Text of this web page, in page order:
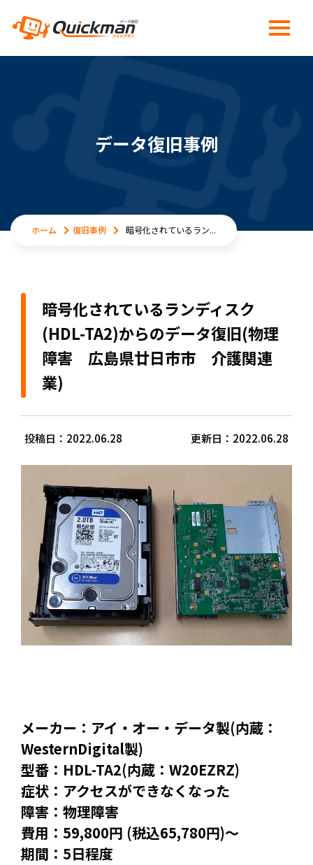
データ復旧事例
ホーム 復旧事例 暗号化されているラン...
暗号化されているランディスク
(HDL-TA2)からのデータ復旧(物理
障害 広島県廿日市市 介護関連
業)
投稿日：2022.06.28 更新日：2022.06.28
メーカー：アイ・オー・データ製(内蔵：
WesternDigital製)
型番：HDL-TA2(内蔵：W20EZRZ)
症状：アクセスができなくなった
障害：物理障害
費用：59,800円 (税込65,780円)～
期間：5日程度